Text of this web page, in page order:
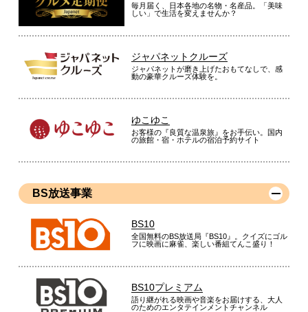
毎月届く、日本各地の名物・名産品。「美味
しい」で生活を変えませんか？
ジャパネットクルーズ
ジャパネットが磨き上げたおもてなしで、感
動の豪華クルーズ体験を。
ゆこゆこ
お客様の『良質な温泉旅』をお手伝い。国内
の旅館・宿・ホテルの宿泊予約サイト
BS放送事業
BS10
全国無料のBS放送局『BS10』。クイズにゴル
フに映画に麻雀、楽しい番組てんこ盛り！
BS10プレミアム
語り継がれる映画や音楽をお届けする、大人
のためのエンタテインメントチャンネル